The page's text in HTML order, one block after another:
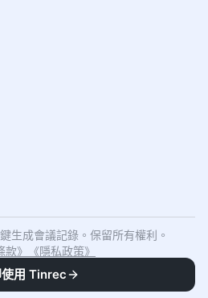
生成會議記錄。保留所有權利。
款》 《隱私政策》
用 Tinrec